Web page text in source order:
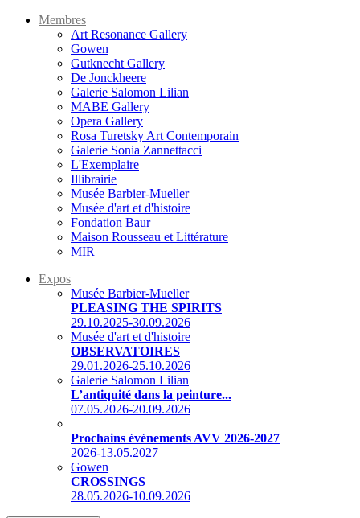
Membres
Art Resonance Gallery
Gowen
Gutknecht Gallery
De Jonckheere
Galerie Salomon Lilian
MABE Gallery
Opera Gallery
Rosa Turetsky Art Contemporain
Galerie Sonia Zannettacci
L'Exemplaire
Illibrairie
Musée Barbier-Mueller
Musée d'art et d'histoire
Fondation Baur
Maison Rousseau et Littérature
MIR
Expos
Musée Barbier-Mueller
PLEASING THE SPIRITS
29.10.2025-30.09.2026
Musée d'art et d'histoire
OBSERVATOIRES
29.01.2026-25.10.2026
Galerie Salomon Lilian
L’antiquité dans la peinture...
07.05.2026-20.09.2026
Prochains événements AVV 2026-2027
2026-13.05.2027
Gowen
CROSSINGS
28.05.2026-10.09.2026